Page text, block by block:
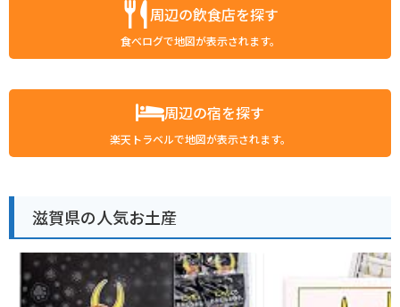
周辺の飲食店を探す
食べログで地図が表示されます。
周辺の宿を探す
楽天トラベルで地図が表示されます。
滋賀県の人気お土産